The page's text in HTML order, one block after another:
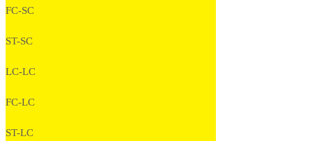
FC-SC
ST-SC
LC-LC
FC-LC
ST-LC